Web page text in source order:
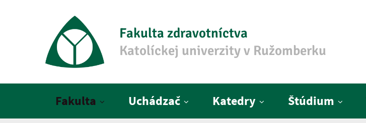
Fakulta zdravotníctva
Katolíckej univerzity v Ružomberku
Fakulta Uchádzač Katedry Štúdium